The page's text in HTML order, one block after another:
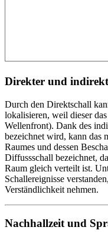
Direkter und
Durch den Direktschall
lokalisieren, weil dieser
Wellenfront). Dank des
bezeichnet wird, kann das
Raumes und dessen
Diffussschall bezeichnet,
Raum gleich verteilt ist.
Schallereignisse
Verständlichkeit nehmen.
Nachhallzeit und